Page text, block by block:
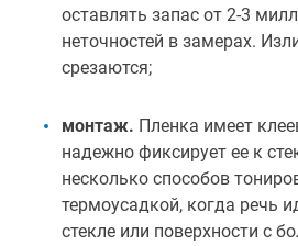
оставлять запас от 2-3
неточностей в замерах.
срезаются;
монтаж. Пленка имеет
надежно фиксирует ее к
несколько способов
термоусадкой, когда речь
стекле или поверхности с